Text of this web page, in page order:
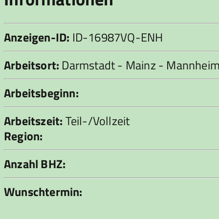
Anzeigen-ID: ID-16987VQ-ENH
Arbeitsort: Darmstadt - Mainz -
Arbeitsbeginn:
Arbeitszeit:Teil-/Vollzeit
Region:
Anzahl BHZ:
Wunschtermin: